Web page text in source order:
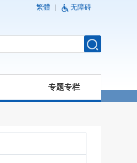
繁體 无障碍
专题专栏